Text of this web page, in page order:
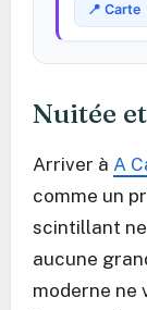
📍 Carte
Nuitée
Arriver à A
comme un
scintillant ne
aucune
moderne ne